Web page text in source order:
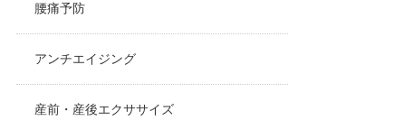
腰痛予防
アンチエイジング
産前・産後エクササイズ